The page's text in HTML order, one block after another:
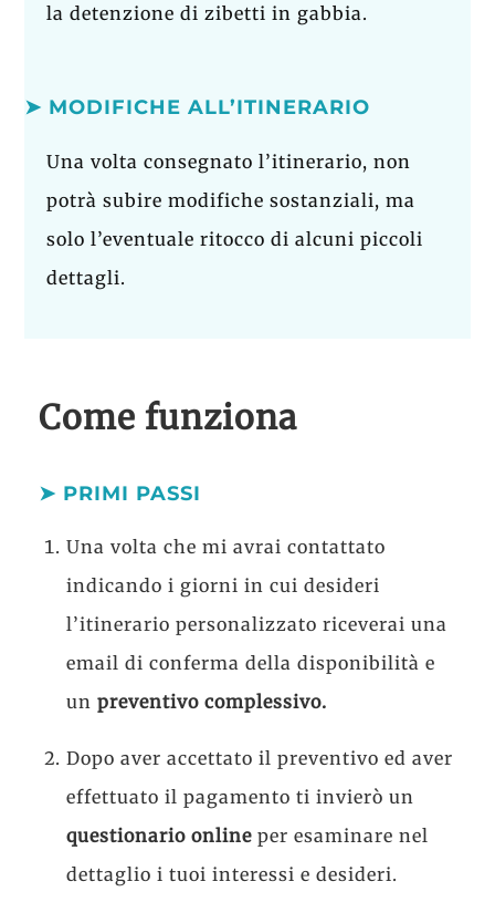
la detenzione di zibetti in gabbia.
➤ MODIFICHE ALL’ITINERARIO
Una volta consegnato l’itinerario, non
potrà subire modifiche sostanziali, ma
solo l’eventuale ritocco di alcuni piccoli
dettagli.
Come funziona
➤ PRIMI PASSI
Una volta che mi avrai contattato
indicando i giorni in cui desideri
l’itinerario personalizzato riceverai una
email di conferma della disponibilità e
unpreventivo complessivo.
Dopo aver accettato il preventivo ed aver
effettuato il pagamento ti invierò un
questionario online per esaminare nel
dettaglio i tuoi interessi e desideri.